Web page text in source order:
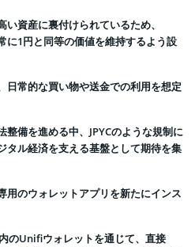
資産に裏付けられているため、
に1円と同等の価値を維持するよう設
日常的な買い物や送金での利用を想定
整備を進める中、JPYCのような規制に
タル経済を支える基盤として期待を集
用のウォレットアプリを新たにインス
のUnifiウォレットを通じて、直接